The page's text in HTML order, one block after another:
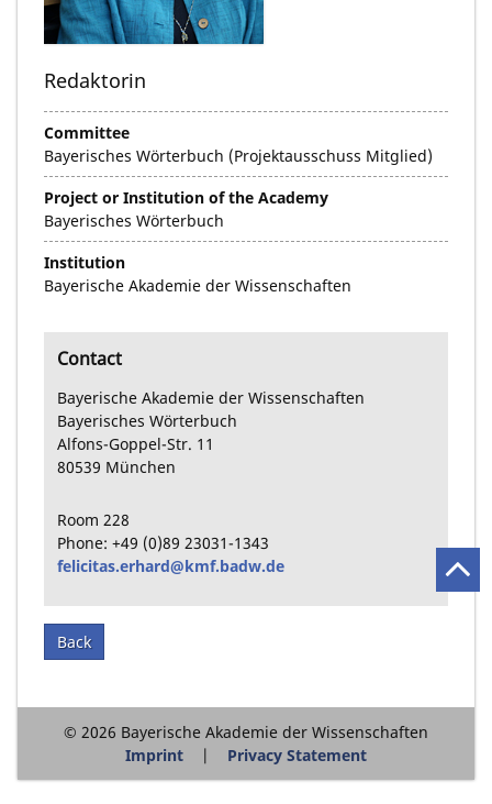
Redaktorin
Committee
Bayerisches Wörterbuch (Projektausschuss Mitglied)
Project or Institution of the Academy
Bayerisches Wörterbuch
Institution
Bayerische Akademie der Wissenschaften
Contact
Bayerische Akademie der Wissenschaften
Bayerisches Wörterbuch
Alfons-Goppel-Str. 11
80539 München
Room 228
Phone: +49 (0)89 23031-1343
felicitas.erhard@kmf.badw.de
Back
© 2026 Bayerische Akademie der Wissenschaften
Imprint
Privacy Statement